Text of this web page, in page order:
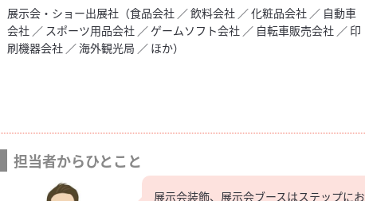
展示会・ショー出展社（食品会社 ／ 飲料会社 ／ 化粧品会社 ／ 自動車
会社 ／ スポーツ用品会社 ／ ゲームソフト会社 ／ 自転車販売会社 ／ 印
刷機器会社 ／ 海外観光局 ／ ほか）
担当者からひとこと
展示会装飾、展示会ブースはステップにお